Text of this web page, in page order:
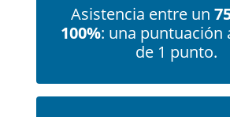
Asistencia entre un
100%: una puntuación
de 1 punto.